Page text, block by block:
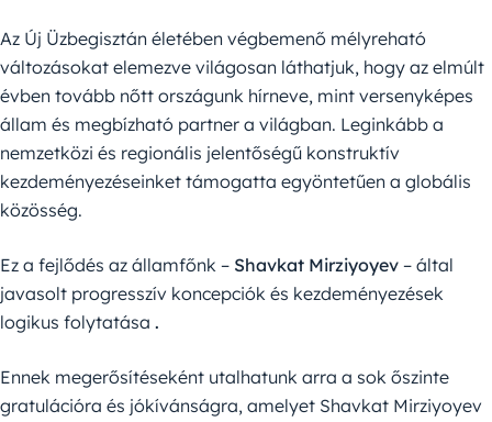
Az Új Üzbegisztán életében végbemenő mélyreható
változásokat elemezve világosan láthatjuk, hogy az elmúlt
évben tovább nőtt országunk hírneve, mint versenyképes
állam és megbízható partner a világban. Leginkább a
nemzetközi és regionális jelentőségű konstruktív
kezdeményezéseinket támogatta egyöntetűen a globális
közösség.
Ez a fejlődés az államfőnk – Shavkat Mirziyoyev – által
javasolt progresszív koncepciók és kezdeményezések
logikus folytatása .
Ennek megerősítéseként utalhatunk arra a sok őszinte
gratulációra és jókívánságra, amelyet Shavkat Mirziyoyev